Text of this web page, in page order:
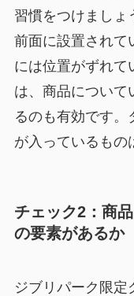
習慣をつけましょ
前面に設置されて
には位置がずれて
は、商品について
るのも有効です。
が入っているもの
チェック2：商
の要素があるか
ジブリパーク限定